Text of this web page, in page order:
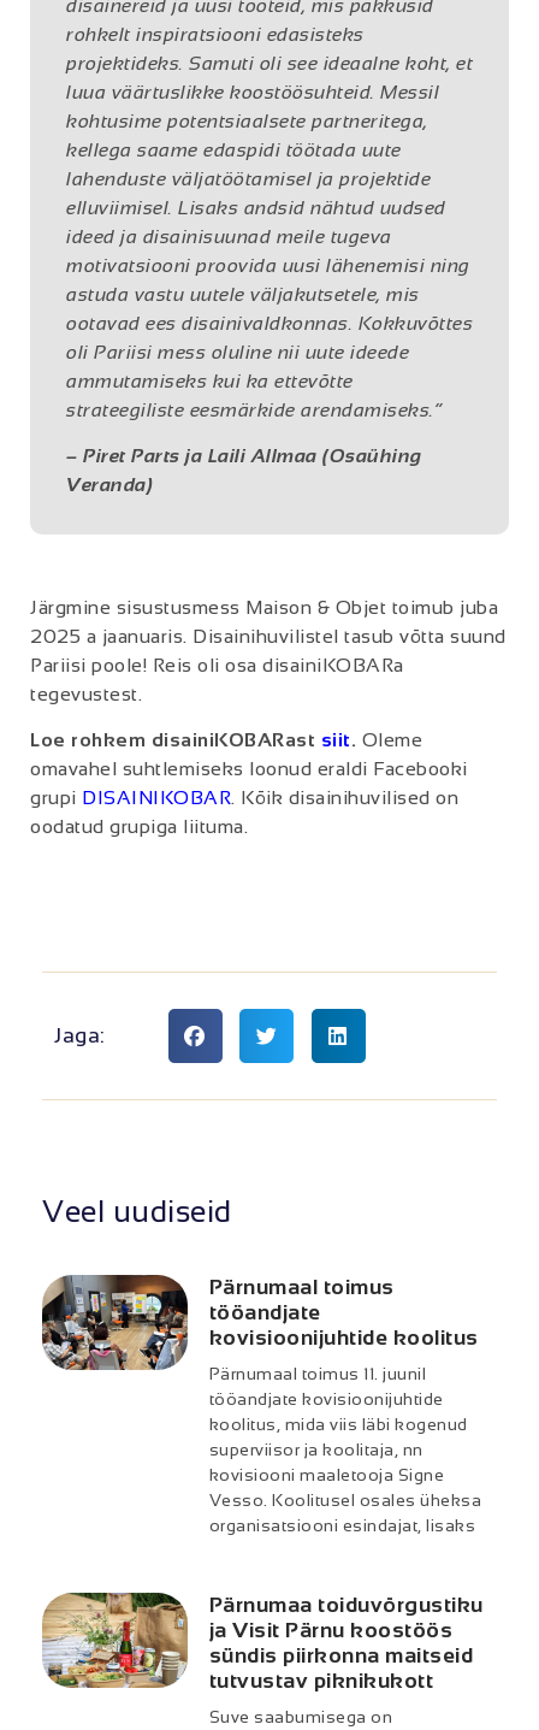
disainereid ja uusi tooteid, mis pakkusid
rohkelt inspiratsiooni edasisteks
projektideks. Samuti oli see ideaalne koht, et
luua väärtuslikke koostöösuhteid. Messil
kohtusime potentsiaalsete partneritega,
kellega saame edaspidi töötada uute
lahenduste väljatöötamisel ja projektide
elluviimisel. Lisaks andsid nähtud uudsed
ideed ja disainisuunad meile tugeva
motivatsiooni proovida uusi lähenemisi ning
astuda vastu uutele väljakutsetele, mis
ootavad ees disainivaldkonnas. Kokkuvõttes
oli Pariisi mess oluline nii uute ideede
ammutamiseks kui ka ettevõtte
strateegiliste eesmärkide arendamiseks.”
– Piret Parts ja Laili Allmaa (Osaühing
Veranda)
Järgmine sisustusmess Maison & Objet toimub juba
2025 a jaanuaris. Disainihuvilistel tasub võtta suund
Pariisi poole! Reis oli osa disainiKOBARa
tegevustest.
Loe rohkem disainiKOBARast siit. Oleme
omavahel suhtlemiseks loonud eraldi Facebooki
grupi DISAINIKOBAR. Kõik disainihuvilised on
oodatud grupiga liituma.
Jaga:
Veel uudiseid
Pärnumaal toimus
tööandjate
kovisioonijuhtide koolitus
Pärnumaal toimus 11. juunil
tööandjate kovisioonijuhtide
koolitus, mida viis läbi kogenud
superviisor ja koolitaja, nn
kovisiooni maaletooja Signe
Vesso. Koolitusel osales üheksa
organisatsiooni esindajat, lisaks
Pärnumaa toiduvõrgustiku
ja Visit Pärnu koostöös
sündis piirkonna maitseid
tutvustav piknikukott
Suve saabumisega on